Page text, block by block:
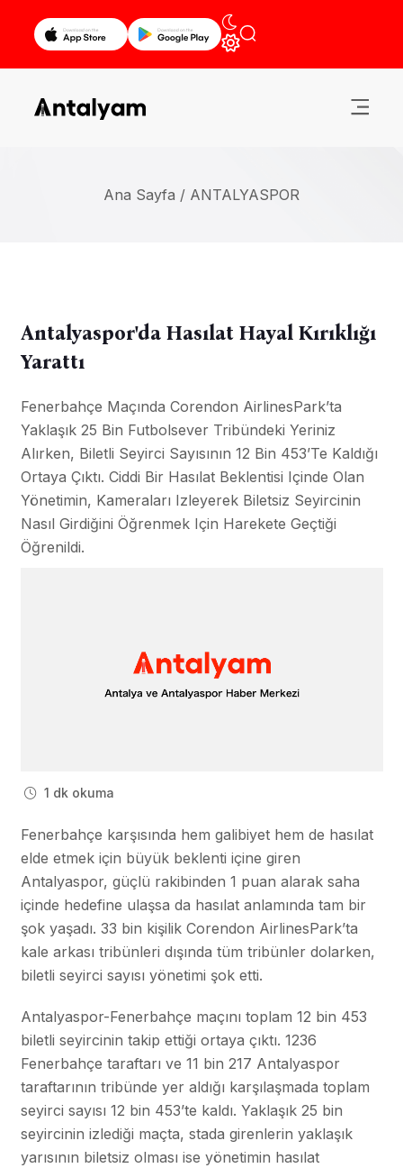
Ana Sayfa / ANTALYASPOR
Antalyaspor'da Hasılat Hayal Kırıklığı
Yarattı
Fenerbahçe Maçında Corendon AirlinesPark’ta
Yaklaşık 25 Bin Futbolsever Tribündeki Yeriniz
Alırken, Biletli Seyirci Sayısının 12 Bin 453’te Kaldığı
Ortaya Çıktı. Ciddi Bir Hasılat Beklentisi Içinde Olan
Yönetimin, Kameraları Izleyerek Biletsiz Seyircinin
Nasıl Girdiğini Öğrenmek Için Harekete Geçtiği
Öğrenildi.
1 dk okuma
Fenerbahçe karşısında hem galibiyet hem de hasılat
elde etmek için büyük beklenti içine giren
Antalyaspor, güçlü rakibinden 1 puan alarak saha
içinde hedefine ulaşsa da hasılat anlamında tam bir
şok yaşadı. 33 bin kişilik Corendon AirlinesPark’ta
kale arkası tribünleri dışında tüm tribünler dolarken,
biletli seyirci sayısı yönetimi şok etti.
Antalyaspor-Fenerbahçe maçını toplam 12 bin 453
biletli seyircinin takip ettiği ortaya çıktı. 1236
Fenerbahçe taraftarı ve 11 bin 217 Antalyaspor
taraftarının tribünde yer aldığı karşılaşmada toplam
seyirci sayısı 12 bin 453’te kaldı. Yaklaşık 25 bin
seyircinin izlediği maçta, stada girenlerin yaklaşık
yarısının biletsiz olması ise yönetimin hasılat